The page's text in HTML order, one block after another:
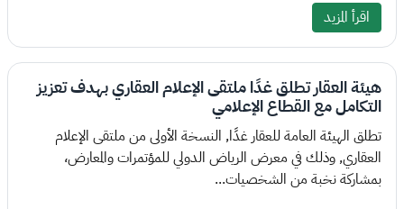
اقرأ المزيد
هيئة العقار تطلق غدًا ملتقى الإعلام العقاري بهدف تعزيز
التكامل مع القطاع الإعلامي
تطلق الهيئة العامة للعقار غدًا, النسخة الأولى من ملتقى الإعلام
العقاري, وذلك في معرض الرياض الدولي للمؤتمرات والمعارض،
بمشاركة نخبة من الشخصيات...